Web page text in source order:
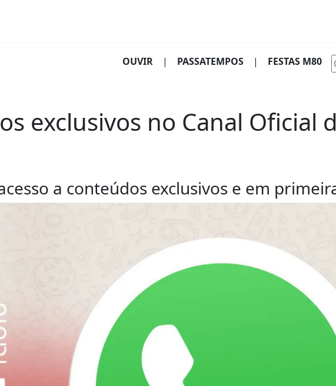
OUVIR (CURRENT)
| PASSATEMPOS | FESTAS M80
exclusivos no Canal Oficial
a conteúdos exclusivos e em